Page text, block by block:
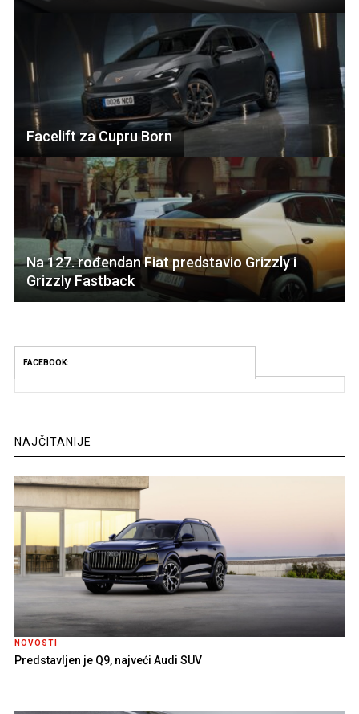
Facelift za Cupru Born
Na 127. rođendan Fiat predstavio Grizzly i
Grizzly Fastback
FACEBOOK:
NAJČITANIJE
NOVOSTI
Predstavljen je Q9, najveći Audi SUV